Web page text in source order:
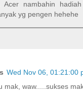
Acer nambahin
yg pengen hehehe
Wed Nov 06, 01:21:00
mak, waw.....sukses